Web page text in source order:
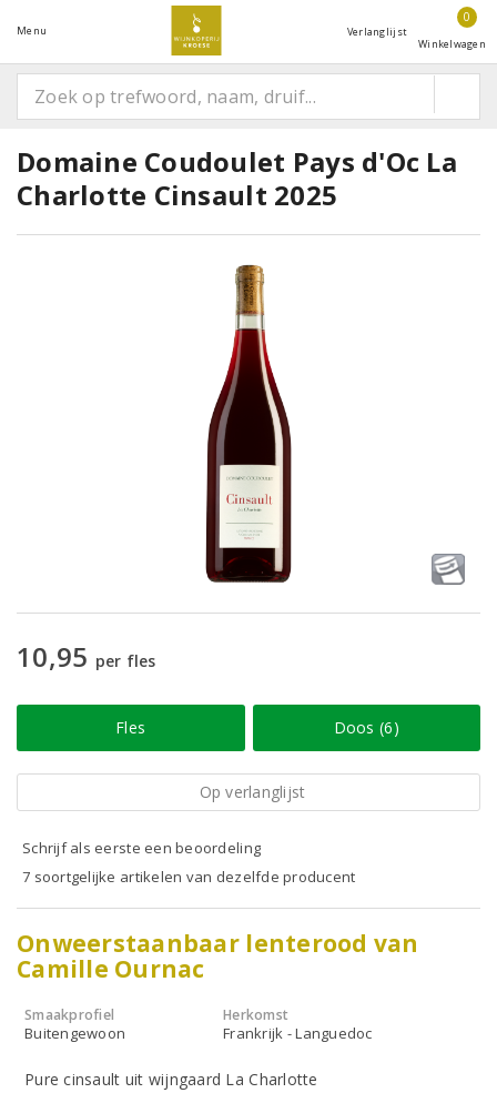
Menu Verlanglijst
0
Winkelwagen
Domaine Coudoulet Pays d'Oc La
Charlotte Cinsault 2025
10,95 per fles
Fles Doos (6)
Op verlanglijst
Schrijf als eerste een beoordeling
7 soortgelijke artikelen van dezelfde producent
Onweerstaanbaar lenterood van
Camille Ournac
Smaakprofiel
Buitengewoon
Herkomst
Frankrijk - Languedoc
Pure cinsault uit wijngaard La Charlotte